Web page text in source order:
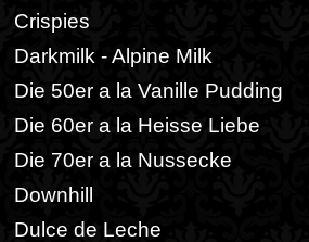
Crispies
Darkmilk - Alpine Milk
Die 50er a la Vanille Pudding
Die 60er a la Heisse Liebe
Die 70er a la Nussecke
Downhill
Dulce de Leche